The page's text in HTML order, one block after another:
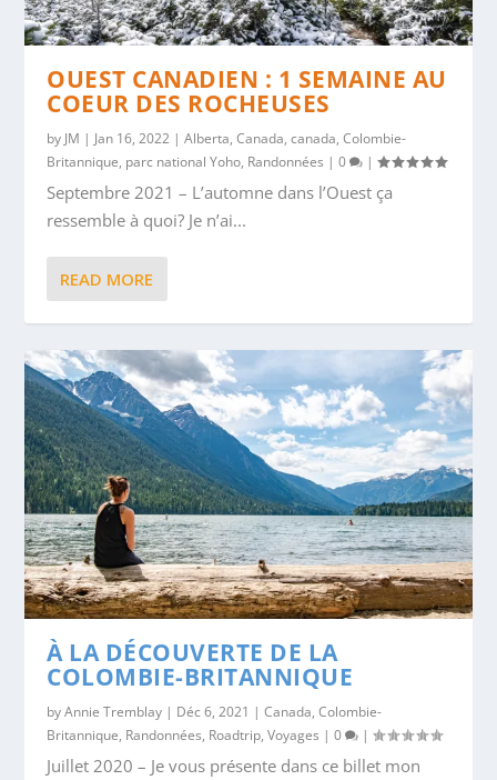
OUEST CANADIEN : 1 SEMAINE AU
COEUR DES ROCHEUSES
by JM | Jan 16, 2022 |Alberta,Canada,canada,Colombie-
Britannique, parc national Yoho, Randonnées |0 |
Septembre 2021 – L’automne dans l’Ouest ça
ressemble à quoi? Je n’ai...
READ MORE
À LA DÉCOUVERTE DE LA
COLOMBIE-BRITANNIQUE
byAnnie Tremblay | Déc 6, 2021 |Canada,Colombie-
Britannique, Randonnées, Roadtrip,Voyages |0 |
Juillet 2020 – Je vous présente dans ce billet mon